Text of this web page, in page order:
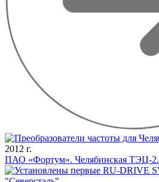
2012 г.
ПАО «Фортум». Челябинская ТЭЦ-2.